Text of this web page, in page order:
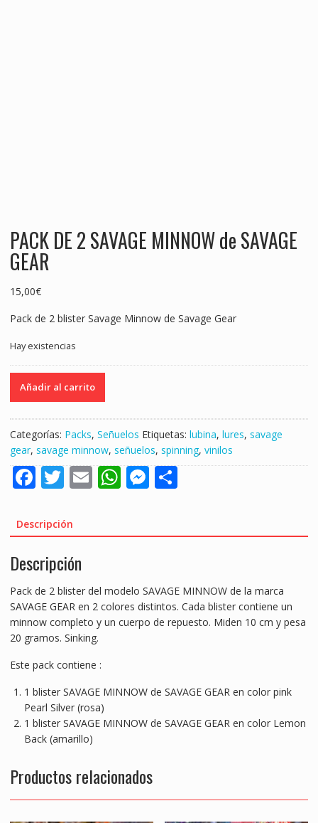
PACK DE 2 SAVAGE MINNOW de SAVAGE
GEAR
15,00€
Pack de 2 blister Savage Minnow de Savage Gear
Hay existencias
DE
MINNOW
de
SAVAGE
GEAR
Añadir al carrito
Categorías: Packs, Señuelos Etiquetas: lubina, lures, savage
gear, savage minnow, señuelos, spinning, vinilos
F
e
b
o
o
k
T
itt
er
E
l
W
s
p
p
M
e
g
er
S
e
Descripción
Descripción
Pack de 2 blister del modelo SAVAGE MINNOW de la marca
SAVAGE GEAR en 2 colores distintos. Cada blister contiene un
minnow completo y un cuerpo de repuesto. Miden 10 cm y pesa
20 gramos. Sinking.
Este pack contiene :
1 blister SAVAGE MINNOW de SAVAGE GEAR en color pink
Pearl Silver (rosa)
1 blister SAVAGE MINNOW de SAVAGE GEAR en color Lemon
Back (amarillo)
Productos relacionados